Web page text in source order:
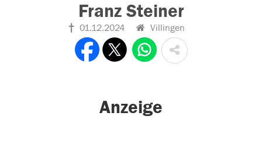
Franz Steiner
01.12.2024 Villingen
Anzeige